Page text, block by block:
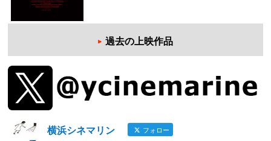
過去の上映作品
横浜シネマリン フォロー